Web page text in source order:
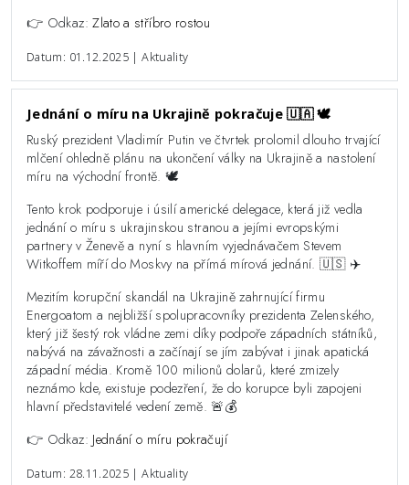
👉 Odkaz:Zlato a stříbro rostou
Datum: 01.12.2025 | Aktuality
Jednání o míru na Ukrajině pokračuje 🇺🇦 🕊️
Ruský prezident Vladimír Putin ve čtvrtek prolomil dlouho trvající
mlčení ohledně plánu na ukončení války na Ukrajině a nastolení
míru na východní frontě. 🕊️
Tento krok podporuje i úsilí americké delegace, která již vedla
jednání o míru s ukrajinskou stranou a jejími evropskými
partnery v Ženevě a nyní s hlavním vyjednávačem Stevem
Witkoffem míří do Moskvy na přímá mírová jednání. 🇺🇸 ✈️
Mezitím korupční skandál na Ukrajině zahrnující firmu
Energoatom a nejbližší spolupracovníky prezidenta Zelenského,
který již šestý rok vládne zemi díky podpoře západních státníků,
nabývá na závažnosti a začínají se jím zabývat i jinak apatická
západní média. Kromě 100 milionů dolarů, které zmizely
neznámo kde, existuje podezření, že do korupce byli zapojeni
hlavní představitelé vedení země. 🚨💰
👉 Odkaz: Jednání o míru pokračují
Datum: 28.11.2025 | Aktuality